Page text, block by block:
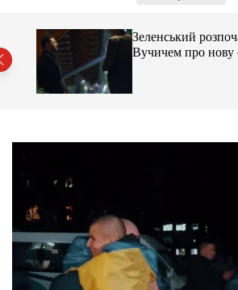
у
Зеленський
Вучичем про нову